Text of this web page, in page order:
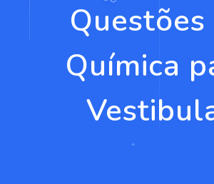
Questões
Química